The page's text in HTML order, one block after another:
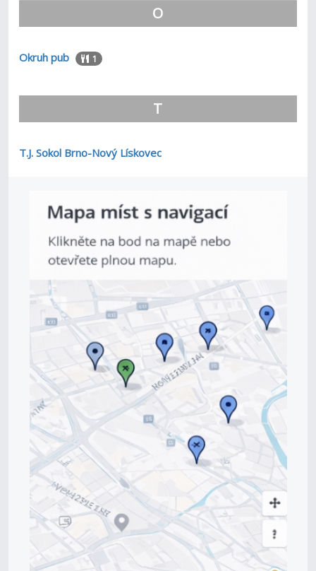
O
Okruh pub 1
T
T.J. Sokol Brno-Nový Lískovec